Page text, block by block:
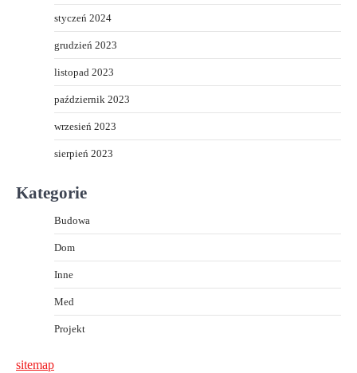
styczeń 2024
grudzień 2023
listopad 2023
październik 2023
wrzesień 2023
sierpień 2023
Kategorie
Budowa
Dom
Inne
Med
Projekt
sitemap